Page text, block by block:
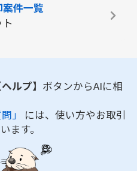
案件一覧
ヘルプ】 ボタンからAIに相
」 には、使い方やお取引
ます。